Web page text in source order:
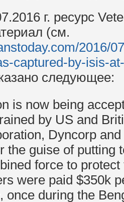
г. ресурс
(см.
2016/
captured-by-isis-
следующее:
is now being
by US and
Dyncorp
the guise of putting
force to
were paid $350k
once during the